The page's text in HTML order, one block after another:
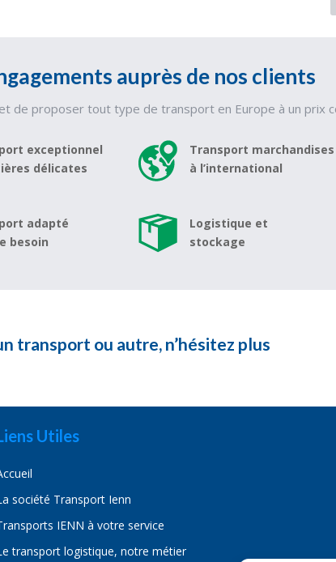
auprès de nos clients
de proposer tout type de transport en Europe à un prix
exceptionnel
délicates
Transport marchandises
à l’international
adapté
besoin
Logistique et
stockage
transport ou autre, n’hésitez plus
Utiles
société Transport Ienn
IENN à votre service
transport logistique, notre métier